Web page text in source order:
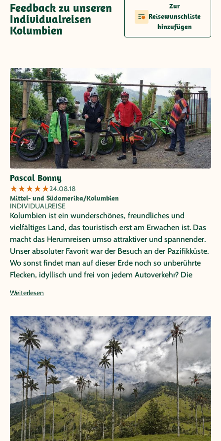
Feedback zu unseren
Individualreisen
Kolumbien
Zur
Reisewunschliste
hinzufügen
Pascal Bonny
★★★★★24.08.18
Mittel- und Südamerika/Kolumbien
INDIVIDUALREISE
Kolumbien ist ein wunderschönes, freundliches und
vielfältiges Land, das touristisch erst am Erwachen ist. Das
macht das Herumreisen umso attraktiver und spannender.
Unser absoluter Favorit war der Besuch an der Pazifikküste.
Wo sonst findet man auf dieser Erde noch so unberührte
Flecken, idyllisch und frei von jedem Autoverkehr? Die
freundlich und die Hotels familiär und jeweils einzigartig.
Weiterlesen